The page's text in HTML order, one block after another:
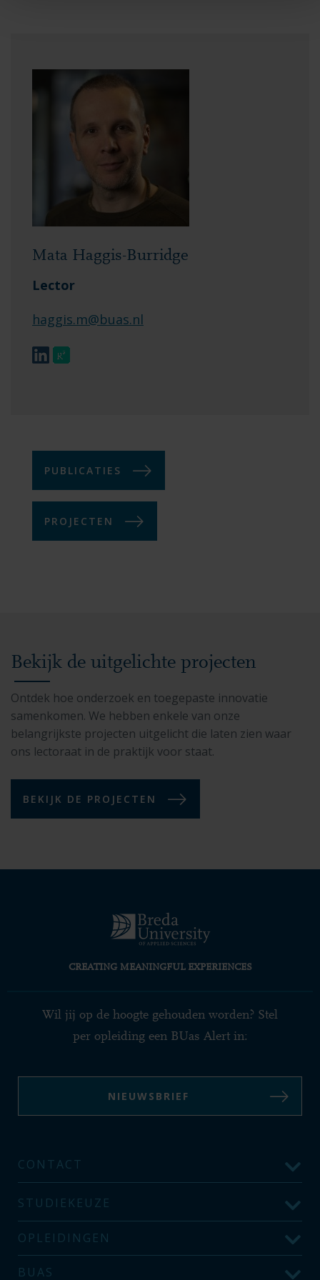
Mata Haggis-Burridge
Lector
haggis.m@buas.nl
PUBLICATIES
PROJECTEN
Bekijk de uitgelichte projecten
Ontdek hoe onderzoek en toegepaste innovatie
samenkomen. We hebben enkele van onze
belangrijkste projecten uitgelicht die laten zien waar
ons lectoraat in de praktijk voor staat.
BEKIJK DE PROJECTEN
CREATING MEANINGFUL EXPERIENCES
Wil jij op de hoogte gehouden worden? Stel
per opleiding een BUas Alert in:
NIEUWSBRIEF
CONTACT
STUDIEKEUZE
OPLEIDINGEN
BUAS